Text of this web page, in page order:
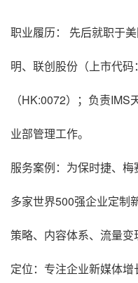
职业履历： 先后就职于
明、联创股份（上市代
（HK:0072）；负责
业部管理工作。
服务案例：为保时捷、梅
多家世界500强企业定制
策略、内容体系、流量变
定位：专注企业新媒体